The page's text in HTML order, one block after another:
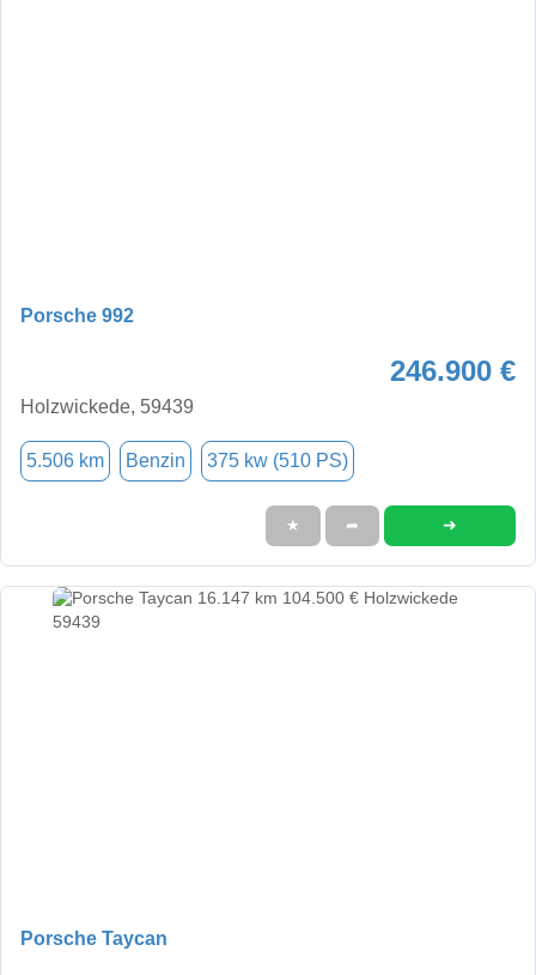
Porsche 992
246.900 €
Holzwickede, 59439
5.506 km Benzin 375 kw (510 PS)
★ ➦ ➜
Porsche Taycan